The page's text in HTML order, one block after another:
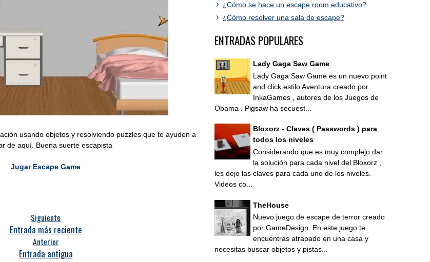
usando objetos y resolviendo puzzles que te ayuden a
de aquí. Buena suerte escapista
Jugar Escape Game
Siguiente
Entrada más reciente
Anterior
Entrada antigua
¿Cómo se hace un escape room educativo?
¿Cómo resolver una sala de escape?
ENTRADAS POPULARES
Lady Gaga Saw Game
Lady Gaga Saw Game es un nuevo point
and click estilo Aventura creado por
InkaGames , autores de los Juegos de
Obama . Pigsaw ha secuest...
Bloxorz - Claves ( Passwords ) para
todos los niveles
Considerando que es muy complejo dar
la solución para cada nivel del Bloxorz ,
les dejo las claves para cada uno de los niveles.
Videos co...
TheHouse
Nuevo juego de escape de terror creado
por GameDesign. En este juego te
encuentras atrapado en una casa y
necesitas buscar objetos y pistas...